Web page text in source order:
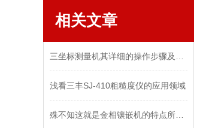
相关文章
浅看三丰SJ-410粗糙度仪的应用领域